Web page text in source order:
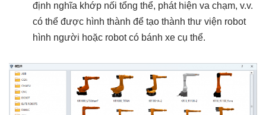
định nghĩa khớp nối tổng thể, phát hiện va chạm, v.v.
có thể được hình thành để tạo thành thư viện robot
hình người hoặc robot có bánh xe cụ thể.